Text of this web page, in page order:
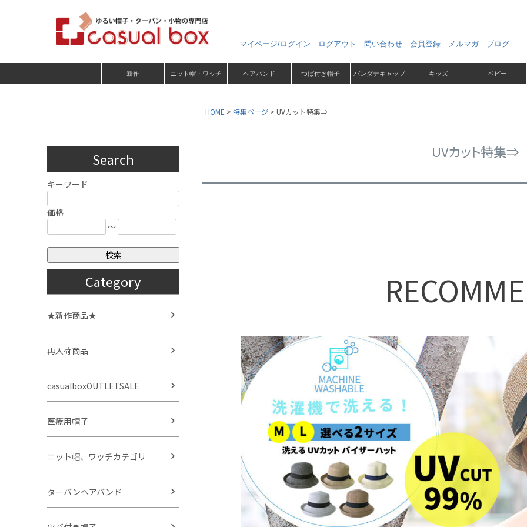
マイページ/ログイン ログアウト 問い合わせ 会員登録 メルマガ ブログ
新作 ニット帽・ワッチ ヘアバンド つば付き帽子 バンダナキャップ キッズ ベビー
Search
キーワード
価格
～
検索
Category
★新作商品★
再入荷商品
casualboxOUTLETSALE
医療用帽子
ニット帽、ワッチカテゴリ
ターバンヘアバンド
HOME 特集ページ UVカット特集⇒
UVカット特集⇒